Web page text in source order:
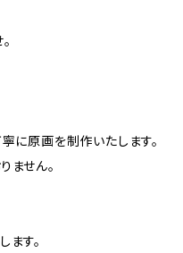
に原画を制作いたします。
ません。
す。